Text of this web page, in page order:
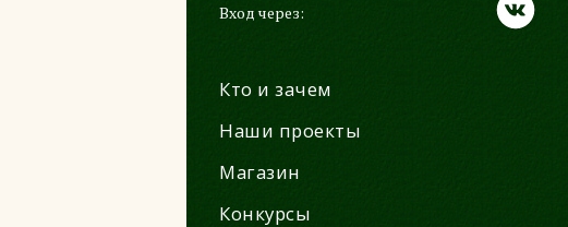
Вход через:
Кто и зачем
Наши проекты
Магазин
Конкурсы